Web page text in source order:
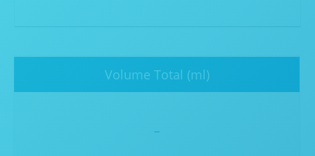
Volume Total (ml)
-